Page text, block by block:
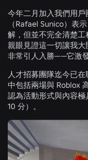
今年二月加入我們用戶
（Rafael Sunico）表
解，但並不完全清楚工
親眼見證這一切讓我
非常引人入勝——它激
人才招募團隊迄今已
中包括兩場與 Roblox
認為活動形式與內容極
10 分）。